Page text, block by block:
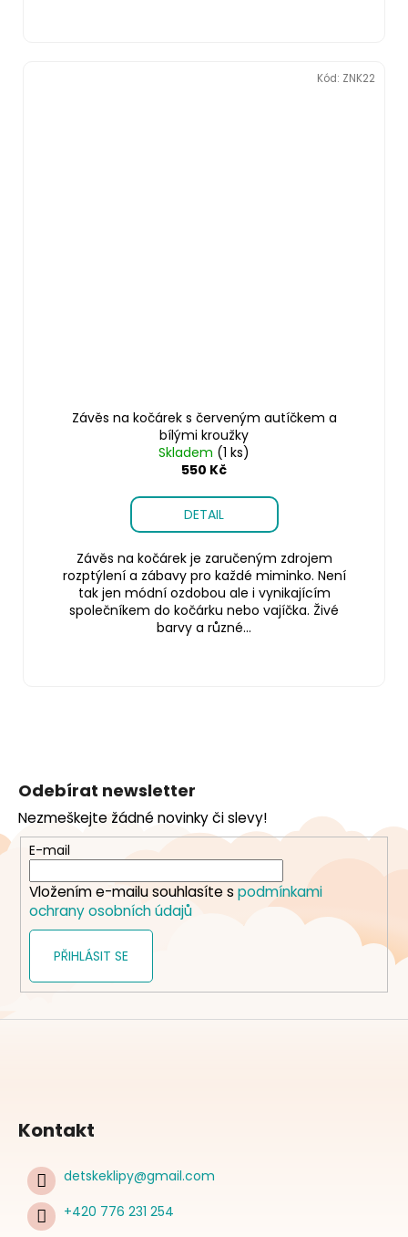
Závěs na kočárek s červeným autíčkem a
bílými kroužky
Skladem (1 ks)
550 Kč
DETAIL
Závěs na kočárek je zaručeným zdrojem
rozptýlení a zábavy pro každé miminko. Není
tak jen módní ozdobou ale i vynikajícím
společníkem do kočárku nebo vajíčka. Živé
barvy a různé...
Kód: ZNK22
a
t
Odebírat newsletter
Nezmeškejte žádné novinky či slevy!
E-mail
Vložením e-mailu souhlasíte s podmínkami
ochrany osobních údajů
PŘIHLÁSIT SE
Kontakt
detskeklipy@gmail.com
+420 776 231 254